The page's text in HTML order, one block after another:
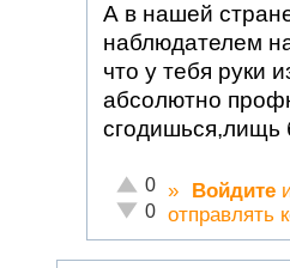
А в нашей
наблюдателем
что у тебя руки
абсолютно
сгодишься,лищь
Отлично!
0
Неадекватно!
0
» Войдите
отправлять